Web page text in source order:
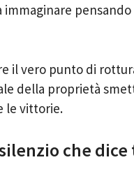
pensando
il vero punto di
della proprietà
le vittorie.
che